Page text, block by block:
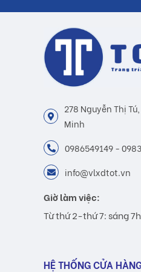
278 Nguyễn Thị
Minh
0986549149 -
info@vlxdtot.vn
Giờ làm việc:
Từ thứ 2-thứ 7: sáng
HỆ THỐNG CỬA